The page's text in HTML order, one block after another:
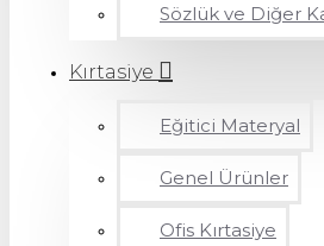
Sözlük ve Diğer
Kırtasiye
Eğitici Materyal
Genel Ürünler
Ofis Kırtasiye